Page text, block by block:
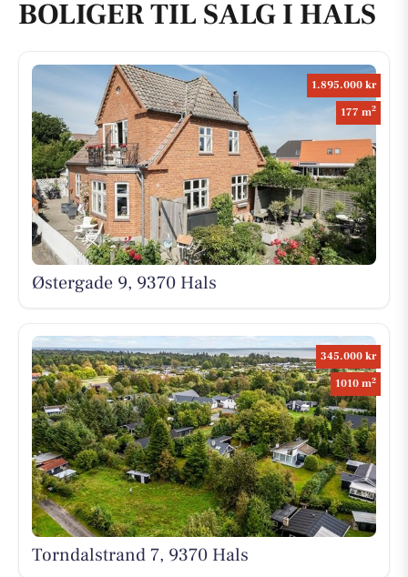
BOLIGER TIL SALG I HALS
1.895.000 kr
177 m2
Østergade 9, 9370 Hals
345.000 kr
1010 m2
Torndalstrand 7, 9370 Hals